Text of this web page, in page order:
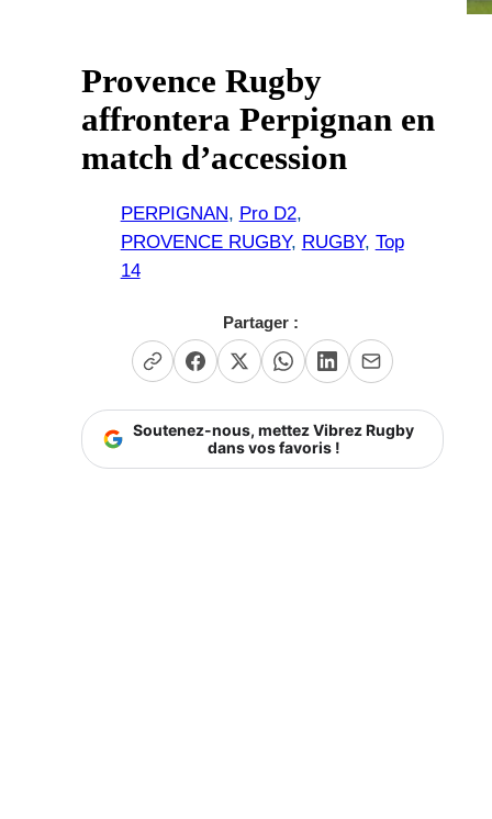
Provence Rugby
affrontera Perpignan en
match d’accession
PERPIGNAN, Pro D2
PROVENCE RUGBY, RUGBY, Top
14
Partager :
Soutenez-nous, mettez Vibrez Rugby
dans vos favoris !